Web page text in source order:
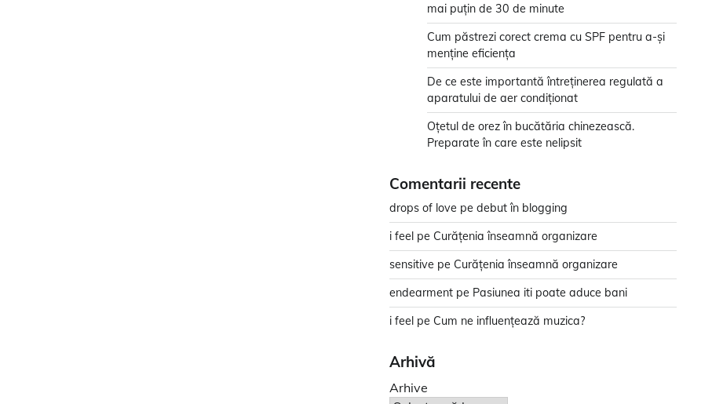
mai puțin de 30 de minute
Cum păstrezi corect crema cu SPF pentru a-și
menține eficiența
De ce este importantă întreținerea regulată a
aparatului de aer condiționat
Oțetul de orez în bucătăria chinezească.
Preparate în care este nelipsit
Comentarii recente
drops of love pe debut în blogging
i feel pe Curățenia înseamnă organizare
sensitive pe Curățenia înseamnă organizare
endearment pe Pasiunea iti poate aduce bani
i feel pe Cum ne influențează muzica?
Arhivă
Arhive